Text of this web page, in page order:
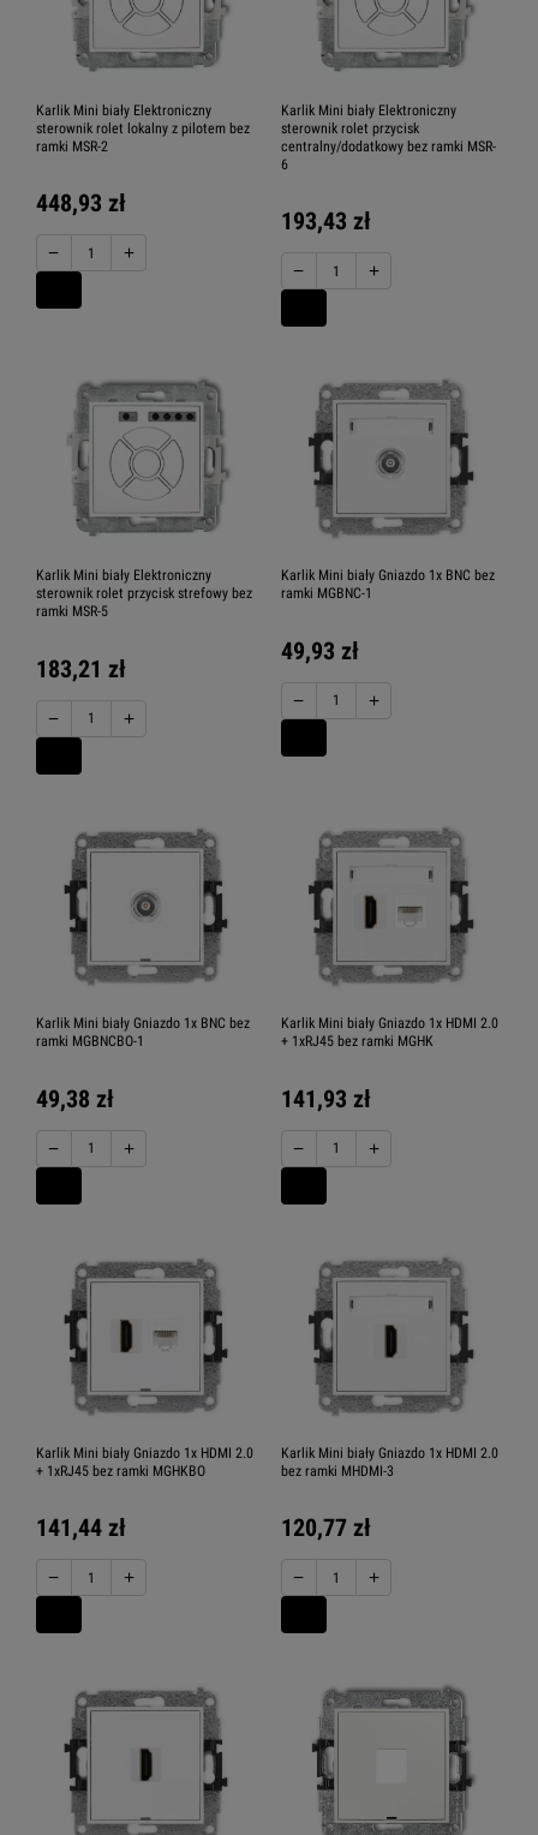
Karlik Mini biały Elektroniczny
sterownik rolet lokalny z pilotem bez
ramki MSR-2
448,93 zł
− +
Karlik Mini biały Elektroniczny
sterownik rolet przycisk
centralny/dodatkowy bez ramki MSR-
6
193,43 zł
− +
Karlik Mini biały Elektroniczny
sterownik rolet przycisk strefowy bez
ramki MSR-5
183,21 zł
− +
Karlik Mini biały Gniazdo 1x BNC bez
ramki MGBNC-1
49,93 zł
− +
Karlik Mini biały Gniazdo 1x BNC bez
ramki MGBNCBO-1
49,38 zł
− +
Karlik Mini biały Gniazdo 1x HDMI 2.0
+ 1xRJ45 bez ramki MGHK
141,93 zł
− +
Karlik Mini biały Gniazdo 1x HDMI 2.0
+ 1xRJ45 bez ramki MGHKBO
141,44 zł
− +
Karlik Mini biały Gniazdo 1x HDMI 2.0
bez ramki MHDMI-3
120,77 zł
− +